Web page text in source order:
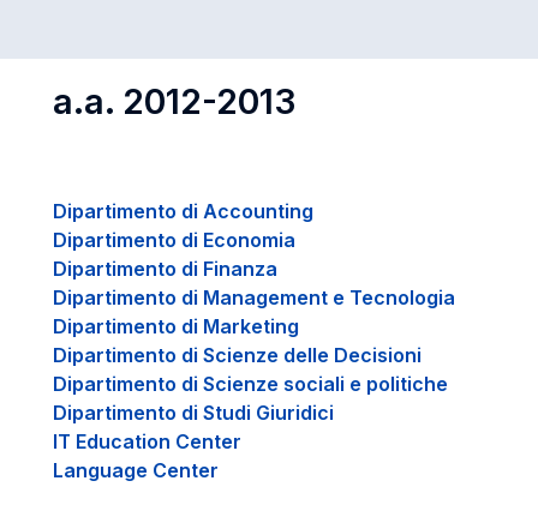
a.a. 2012-2013
Dipartimento di Accounting
Dipartimento di Economia
Dipartimento di Finanza
Dipartimento di Management e Tecnologia
Dipartimento di Marketing
Dipartimento di Scienze delle Decisioni
Dipartimento di Scienze sociali e politiche
Dipartimento di Studi Giuridici
IT Education Center
Language Center